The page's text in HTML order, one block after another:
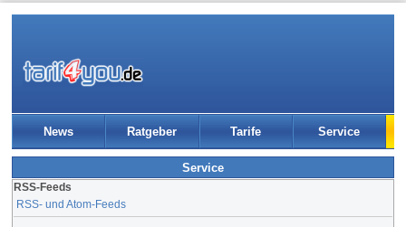
News Ratgeber Tarife Service
Service
RSS-Feeds
RSS- und Atom-Feeds